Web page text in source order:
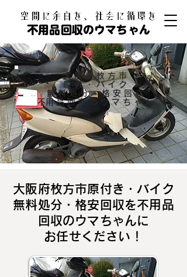
​空間に余白を、社会に循環を
不用品回収のウマちゃん
大阪府枚方市
原付・バイク
無料処分・格安回収
​不用品回収のウマちゃん
大阪府枚方市原付き・バイク
無料処分・格安回収を不用品
回収のウマちゃんに
お任せください！